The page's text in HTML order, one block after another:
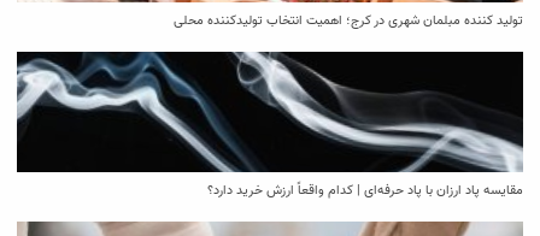
تولید کننده مبلمان شهری در کرج؛ اهمیت انتخاب تولیدکننده محلی
مقایسه پاد ارزان با پاد حرفه‌ای | کدام واقعاً ارزش خرید دارد؟